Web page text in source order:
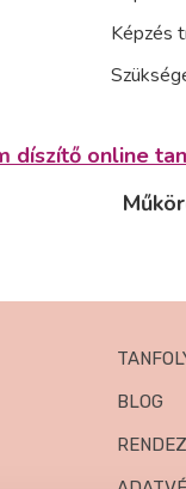
Képzés
díszítő online
BLOG